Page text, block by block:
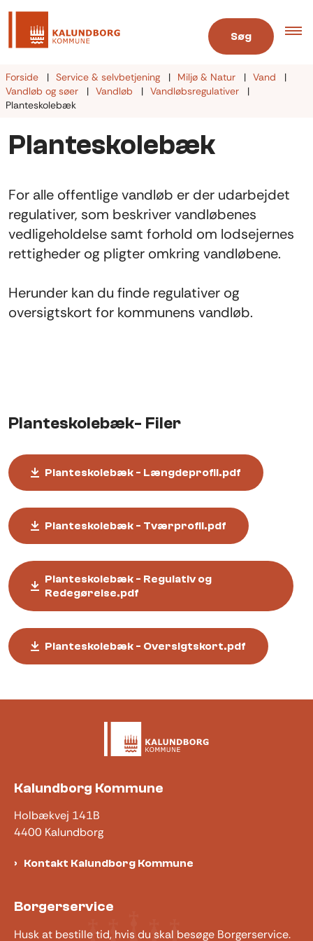
Søg
Forside Service & selvbetjening Miljø & Natur
Vand
Vandløb og søer
Vandløb
Vandløbsregulativer
Planteskolebæk
Planteskolebæk
For alle offentlige vandløb er der udarbejdet
regulativer, som beskriver vandløbenes
vedligeholdelse samt forhold om lodsejernes
rettigheder og pligter omkring vandløbene.
Herunder kan du finde regulativer og
oversigtskort for kommunens vandløb.
Planteskolebæk- Filer
Planteskolebæk - Længdeprofil.pdf
Planteskolebæk - Tværprofil.pdf
Planteskolebæk - Regulativ og
Redegørelse.pdf
Planteskolebæk - Oversigtskort.pdf
Kalundborg Kommune
Holbækvej 141B
4400 Kalundborg
Kontakt Kalundborg Kommune
Borgerservice
Husk at bestille tid, hvis du skal besøge Borgerservice.